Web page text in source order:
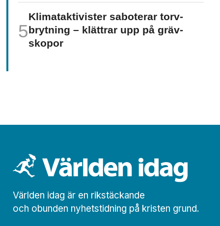
Klimat­aktivister saboterar torv­
brytning – klättrar upp på gräv­
skopor
Världen idag är en rikstäckande
och obunden nyhets­­­tidning på kristen grund.